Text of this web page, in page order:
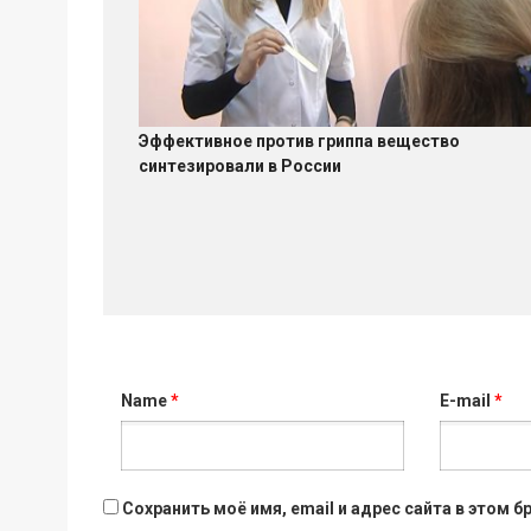
Эффективное против гриппа вещество
синтезировали в России
Name* E-mail*
Сохранить моё имя, email и адрес сайта в этом